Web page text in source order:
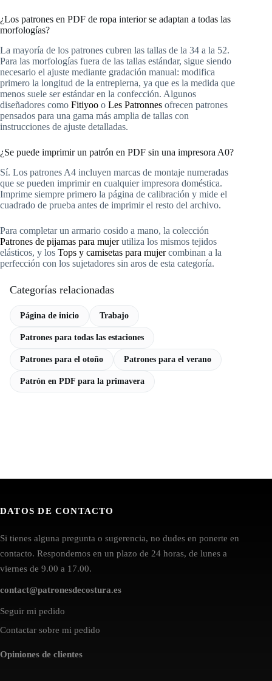
¿Los patrones en PDF de ropa interior se adaptan a todas las
morfologías?
La mayoría de los patrones cubren las tallas de la 34 a la 52.
Para las morfologías fuera de las tallas estándar, sigue siendo
necesario el ajuste mediante gradación manual: modifica
primero la longitud de la entrepierna, ya que es la medida que
menos suele ser estándar en la confección. Algunos
diseñadores como Fitiyoo o Les Patronnes ofrecen patrones
pensados para una gama más amplia de tallas con
instrucciones de ajuste detalladas.
¿Se puede imprimir un patrón en PDF sin una impresora A0?
Sí. Los patrones A4 incluyen marcas de montaje numeradas
que se pueden imprimir en cualquier impresora doméstica.
Imprime siempre primero la página de calibración y mide el
cuadrado de prueba antes de imprimir el resto del archivo.
Para completar un armario cosido a mano, la colección
Patrones de pijamas para mujerutiliza los mismos tejidos
elásticos, y los Tops y camisetas para mujercombinan a la
perfección con los sujetadores sin aros de esta categoría.
Categorías relacionadas
Página de inicio Trabajo
Patrones para todas las estaciones
Patrones para el otoño Patrones para el verano
Patrón en PDF para la primavera
DATOS DE CONTACTO
Si tienes alguna pregunta o sugerencia, no dudes en ponerte en
contacto. Respondemos en un plazo de 24 horas, de lunes a
viernes de 9.00 a 17.00.
contact@patronesdecostura.es
Seguir mi pedido
Contactar sobre mi pedido
Opiniones de clientes